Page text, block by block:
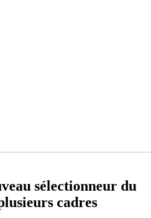
sélectionneur du
cadres